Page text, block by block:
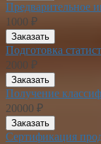
Предварительное
1000 ₽
Заказать
Подготовка
2000 ₽
Заказать
Получение
20000 ₽
Заказать
Сертификация